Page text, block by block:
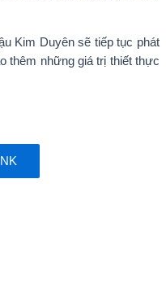
Kim Duyên sẽ tiếp tục phát
thêm những giá trị thiết thực